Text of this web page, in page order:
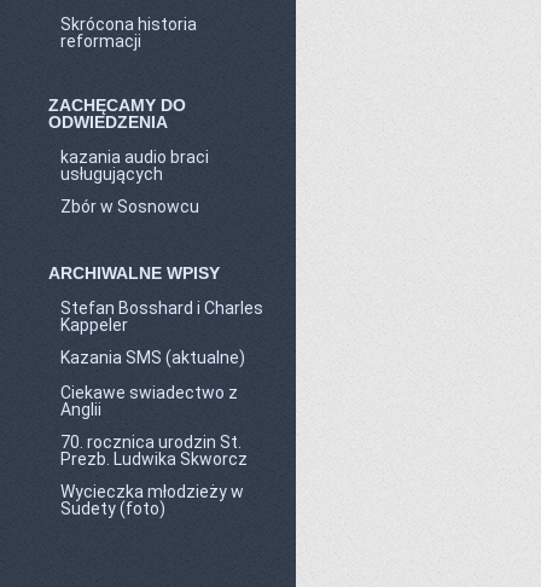
Skrócona historia
reformacji
ZACHĘCAMY DO
ODWIEDZENIA
kazania audio braci
usługujących
Zbór w Sosnowcu
ARCHIWALNE WPISY
Stefan Bosshard i Charles
Kappeler
Kazania SMS (aktualne)
Ciekawe swiadectwo z
Anglii
70. rocznica urodzin St.
Prezb. Ludwika Skworcz
Wycieczka młodzieży w
Sudety (foto)